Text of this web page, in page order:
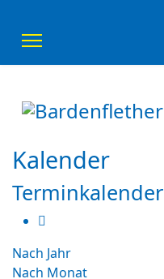
Kalender
Terminkalender
Nach Jahr
Nach Monat